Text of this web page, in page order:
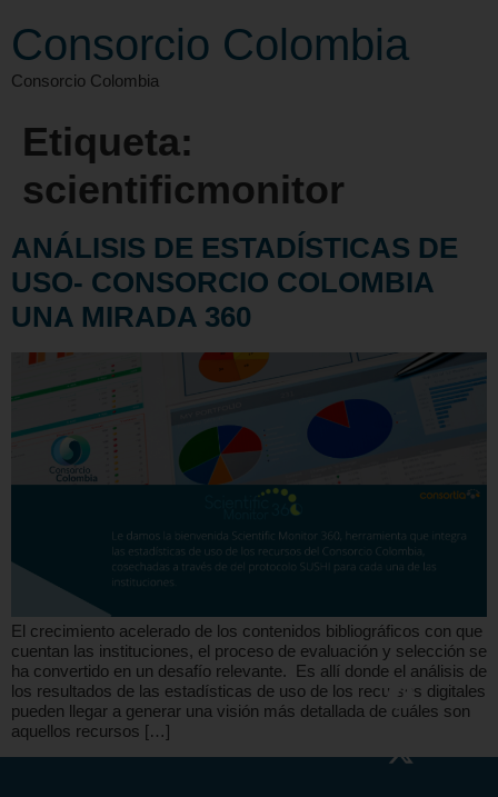
Consorcio Colombia
Consorcio Colombia
Etiqueta:
scientificmonitor
ANÁLISIS DE ESTADÍSTICAS DE
USO- CONSORCIO COLOMBIA
UNA MIRADA 360
El crecimiento acelerado de los contenidos bibliográficos con que
cuentan las instituciones, el proceso de evaluación y selección se
ha convertido en un desafío relevante. Es allí donde el análisis de
los resultados de las estadísticas de uso de los recursos digitales
pueden llegar a generar una visión más detallada de cuáles son
aquellos recursos […]